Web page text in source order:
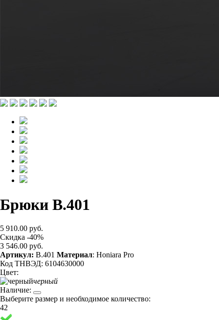
Брюки B.401
5 910.00 руб.
Скидка -40%
3 546.00 руб.
Артикул: B.401 Материал: Honiara Pro
Код ТНВЭД: 6104630000
Цвет:
черный
Наличие:
Выберите размер и необходимое количество:
42